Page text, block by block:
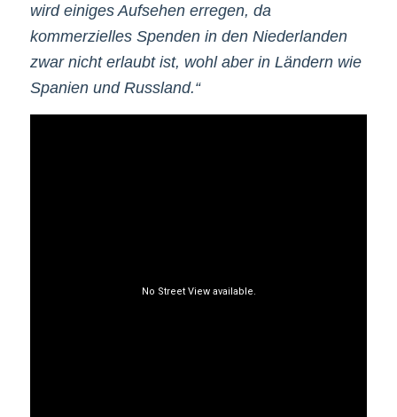
wird einiges Aufsehen erregen, da
kommerzielles Spenden in den Niederlanden
zwar nicht erlaubt ist, wohl aber in Ländern wie
Spanien und Russland.“